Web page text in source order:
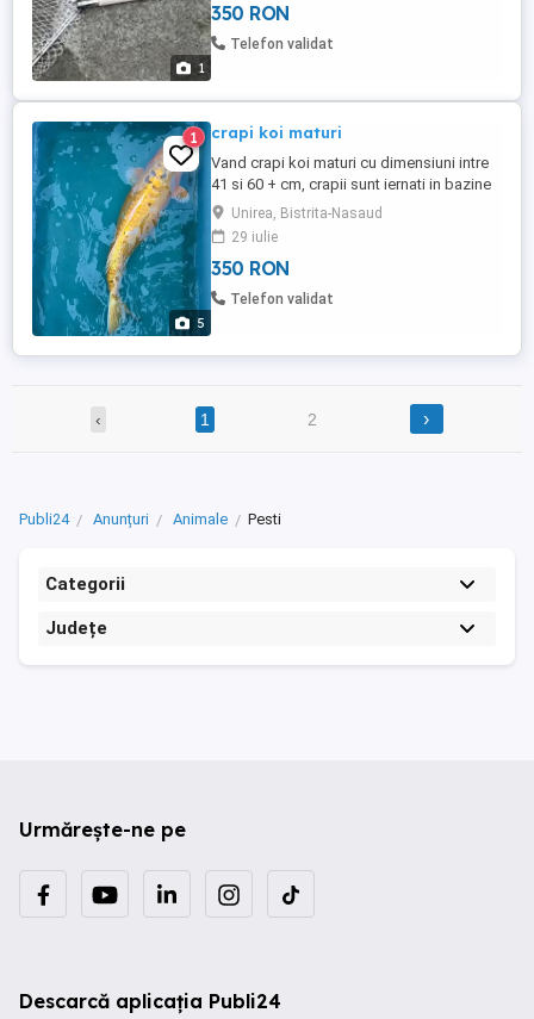
1
350 RON
Telefon validat
5
1 crapi koi maturi
Vand crapi koi maturi cu dimensiuni intre
41 si 60 + cm, crapii sunt iernati in bazine
exterioare,inmulțiti si crescuți la noi. PRET
in functie de fiecare exemplar si de
numarul de pesti cumparați. Ridicare
personala, transport in saci umflați cu
oxigen , trimit doar cu transportul
Unirea, Bistrita-Nasaud
29 iulie
350 RON
Telefon validat
‹ 1 2 ›
Publi24 Anunțuri Animale Pesti
Categorii
Județe
Urmărește-ne pe
Descarcă aplicația Publi24